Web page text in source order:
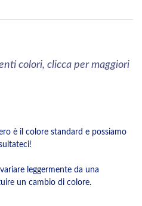
colori, clicca per maggiori
è il colore standard e possiamo
leggermente da una
un cambio di colore.